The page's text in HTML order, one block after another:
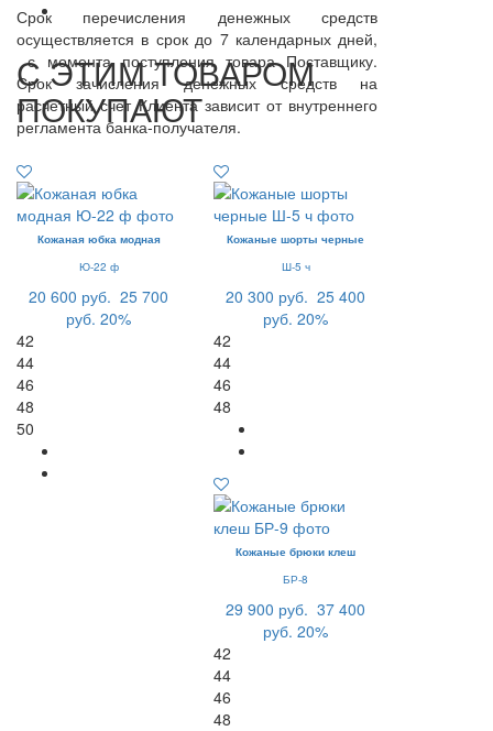
Срок перечисления денежных средств
осуществляется в срок до 7 календарных дней,
с момента поступления товара Поставщику.
Срок зачисления денежных средств на
расчетный счет Клиента зависит от внутреннего
регламента банка-получателя.
С ЭТИМ ТОВАРОМ
ПОКУПАЮТ
Кожаная юбка модная
Ю-22 ф
20 600 руб. 25 700
руб. 20%
42
44
46
48
50
Кожаные шорты черные
Ш-5 ч
20 300 руб. 25 400
руб. 20%
42
44
46
48
Кожаные брюки клеш
БР-8
29 900 руб. 37 400
руб. 20%
42
44
46
48